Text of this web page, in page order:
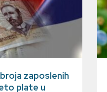
zaposlenih
plate u